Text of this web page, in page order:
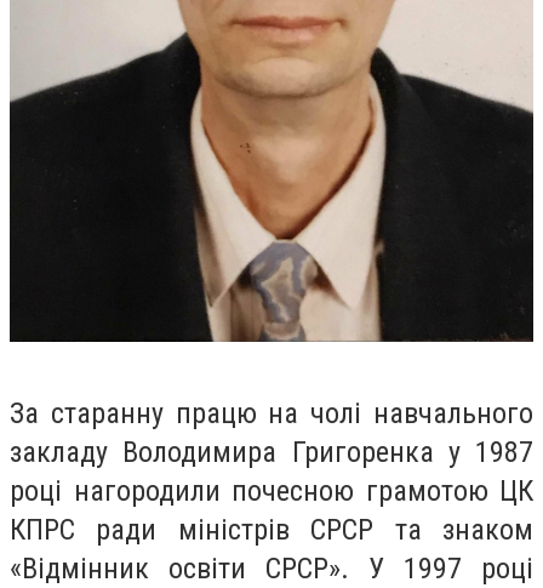
За старанну працю на чолі навчального
закладу Володимира Григоренка у 1987
році нагородили почесною грамотою ЦК
КПРС ради міністрів СРСР та знаком
«Відмінник освіти СРСР». У 1997 році